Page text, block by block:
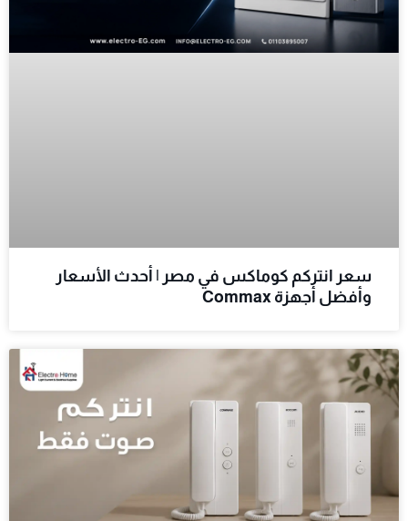
سعر انتركم كوماكس في مصر | أحدث الأسعار
وأفضل أجهزة Commax